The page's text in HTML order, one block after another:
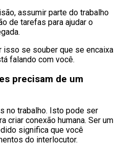
assumir parte do trabalho
de tarefas para ajudar o
isso se souber que se encaixa
falando com você.
precisam de um
no trabalho. Isto pode ser
criar conexão humana. Ser um
significa que você
do interlocutor.